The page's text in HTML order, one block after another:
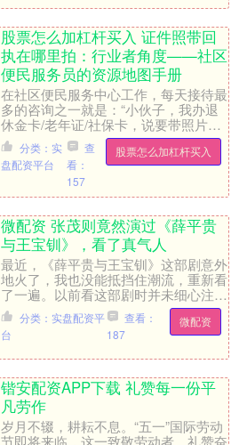
股票怎么加杠杆买入 证件照带回
执在哪里拍：行业者角度——社区
便民服务员的资源地图手册
在社区便民服务中心工作，每天接待最
多的咨询之一就是：“小伙子，我办退
休金卡/老年证/社保卡，说要带照片回
执，这该上哪儿去拍啊？” 看到老人们
为此迷茫、甚至白跑冤....股票怎么加杠杆买入
分类：实
盘配资平台
查
看：
157
微配资 张茂则竟然演过《薛平贵
与王宝钏》，看了真气人
最近，《薛平贵与王宝钏》这部剧意外
地火了，我也没能抵挡住潮流，重新看
了一遍。以前看这部剧时并未细心注
意，但再次观看时，却发现了一个惊人
的细节——《清平乐》中的张....微配资
分类：实盘配资平
台
查看：
187
锴安配资APP下载 礼赞每一份平
凡劳作
岁月不辍，耕耘不息。“五一”国际劳动